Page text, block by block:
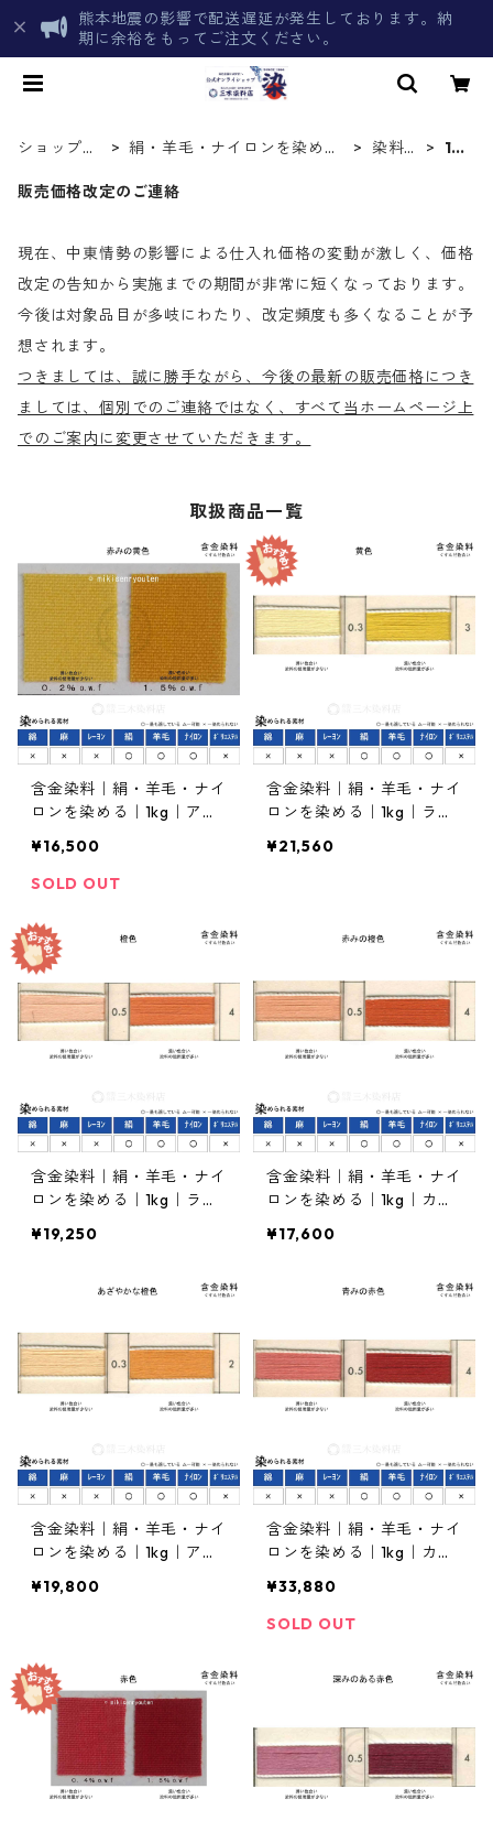
熊本地震の影響で配送遅延が発生しております。納
期に余裕をもってご注文ください。
ショップト
絹・羊毛・ナイロンを染める
染料一
1k
販売価格改定のご連絡
現在、中東情勢の影響による仕入れ価格の変動が激しく、価格
改定の告知から実施までの期間が非常に短くなっております。
今後は対象品目が多岐にわたり、改定頻度も多くなることが予
想されます。
つきましては、誠に勝手ながら、今後の最新の販売価格につき
ましては、個別でのご連絡ではなく、すべて当ホームページ上
でのご案内に変更させていただきます。
取扱商品一覧
含金染料｜絹・羊毛・ナイ
ロンを染める｜1kg｜アシ
みの黄色）
¥16,500
SOLD OUT
含金染料｜絹・羊毛・ナイ
ロンを染める｜1kg｜ラニ
¥21,560
含金染料｜絹・羊毛・ナイ
ロンを染める｜1kg｜ラニ
¥19,250
含金染料｜絹・羊毛・ナイ
ロンを染める｜1kg｜カヤ
の橙色）
¥17,600
含金染料｜絹・羊毛・ナイ
ロンを染める｜1kg｜アシ
（橙色）
¥19,800
含金染料｜絹・羊毛・ナイ
ロンを染める｜1kg｜カヤ
色）
¥33,880
SOLD OUT